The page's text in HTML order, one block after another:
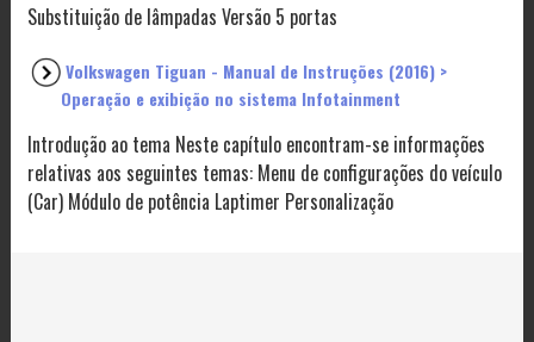
Substituição de lâmpadas Versão 5 portas
Volkswagen Tiguan - Manual de Instruções (2016) >
Operação e exibição no sistema Infotainment
Introdução ao tema Neste capítulo encontram-se informações
relativas aos seguintes temas: Menu de configurações do veículo
(Car) Módulo de potência Laptimer Personalização